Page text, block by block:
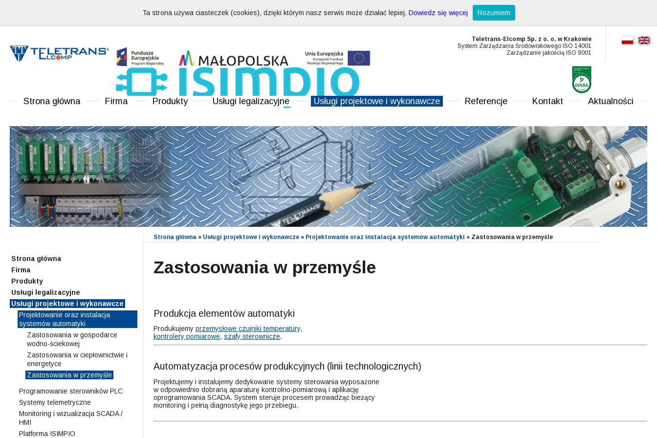
Ta strona używa ciasteczek (cookies), dzięki którym nasz serwis może działać lepiej. Dowiedz się więcej Rozumiem
Strona główna Firma Produkty Usługi legalizacyjne Usługi projektowe i wykonawcze Referencje Kontakt Aktualności
Teletrans-Elcomp Sp. z o. o. w Krakowie
System Zarządzania Środowiskowego ISO 14001
Zarządzanie jakością ISO 9001
Strona główna
Firma
Produkty
Usługi legalizacyjne
Usługi projektowe i wykonawcze
Projektowanie oraz instalacja
systemów automatyki
Zastosowania w gospodarce
wodno-ściekowej
Zastosowania w ciepłownictwie i
energetyce
Zastosowania w przemyśle
Programowanie sterowników PLC
Systemy telemetryczne
Monitoring i wizualizacja SCADA /
HMI
Platforma ISIMPIO
Strona główna » Usługi projektowe i wykonawcze » Projektowanie oraz instalacja systemów automatyki » Zastosowania w przemyśle
Zastosowania w przemyśle
Produkcja elementów automatyki
Produkujemyprzemysłowe czujniki temperatury,
kontrolery pomiarowe,szafy sterownicze.
Automatyzacja procesów produkcyjnych (linii technologicznych)
Projektujemy i instalujemy dedykowane systemy sterowania wyposażone
w odpowiednio dobraną aparaturę kontrolno-pomiarową i aplikację
oprogramowania SCADA. System steruje procesem prowadząc bieżący
monitoring i pełną diagnostykę jego przebiegu.